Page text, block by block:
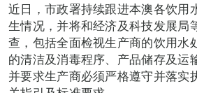
近日，市政署持续跟进本澳各饮用
生情况，并将和经济及科技发展局
查，包括全面检视生产商的饮用水
的清洁及消毒程序、产品储存及运
并要求生产商必须严格遵守并落实